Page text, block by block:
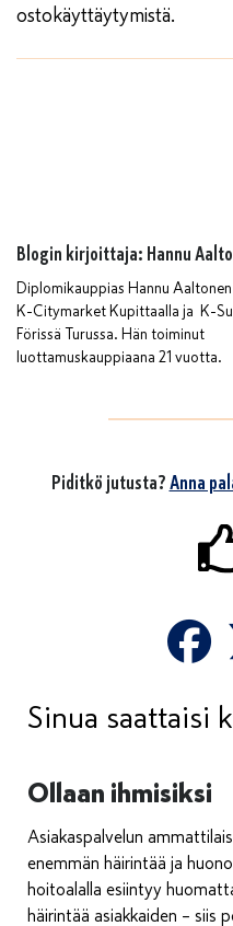
ostokäyttäytymistä.
Blogin kirjoittaja: Hannu
Diplomikauppias Hannu
K-Citymarket Kupittaalla ja K-
Förissä Turussa. Hän toiminut
luottamuskauppiaana 21 vuotta.
Piditkö jutusta?Anna
Sinua saattaisi
Ollaan ihmisiksi
Asiakaspalvelun
enemmän häirintää ja
hoitoalalla esiintyy
häirintää asiakkaiden – siis